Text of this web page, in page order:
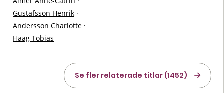
Gustafsson Henrik ·
Andersson Charlotte ·
Haag Tobias
Se fler relaterade titlar (1452)